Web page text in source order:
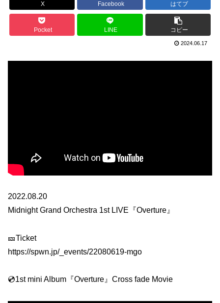
X Facebook はてブ
Pocket LINE コピー
2024.06.17
2022.08.20
Midnight Grand Orchestra 1st LIVE『Overture』
🎫Ticket
https://spwn.jp/_events/22080619-mgo
💿1st mini Album『Overture』Cross fade Movie